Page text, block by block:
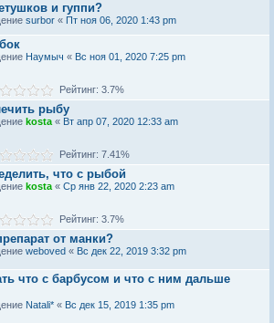
и гуппи?
surbor « Пт ноя 06, 2020 1:43 pm
Наумыч « Вс ноя 01, 2020 7:25 pm
Рейтинг: 3.7%
рыбу
kosta « Вт апр 07, 2020 12:33 am
Рейтинг: 7.41%
что с рыбой
kosta « Ср янв 22, 2020 2:23 am
Рейтинг: 3.7%
от манки?
weboved « Вс дек 22, 2019 3:32 pm
что с барбусом и что с ним дальше
Natali* « Вс дек 15, 2019 1:35 pm